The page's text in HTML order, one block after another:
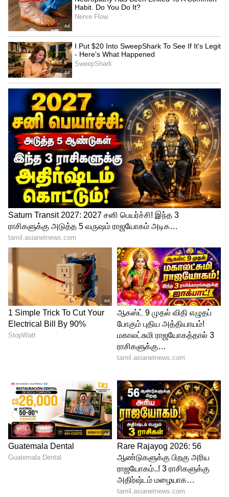
ilayaraja: ரசிகர்களை கிறங்கடித்த
ராக்கம்மா கைய தட்டு.! தளபதி பட
பாடலில் இவ்ளோ சங்கதிகளா?
3
4
Image Credit :Asianet News
திரையுலக பிரபலங்கள் இரங்கல்
தமிழ் சினிமாவில் எந்தவித
திரைப்பின்னணியும் இல்லாமல் தனது
கடின உழைப்பால் உயர்ந்த நடிகராக
உருவெடுத்த அஜித், இன்று
கோடிக்கணக்கான ரசிகர்களின் அன்பைப்
பெற்றுள்ளார். அவரது வெற்றிப்
பயணத்தின் பின்னணியில் குடும்பத்தின்
ஆதரவும் முக்கிய பங்கு வகித்ததாக
பலமுறை அவர் குறிப்பிட்டுள்ளார்.
மோகினியின் மறைவு செய்தி
வெளியானதும் சமூக வலைதளங்களில்
ரசிகர்கள் மற்றும் திரையுலக பிரபலங்கள்
“அம்மாவின் ஆன்மா சாந்தியடையட்டும்”,
“அஜித் குடும்பத்திற்கு ஆழ்ந்த இரங்கல்கள்”
போன்ற பதிவுகள் இணையத்தில்
அதிகமாக பகிரப்பட்டு வருகின்றன.